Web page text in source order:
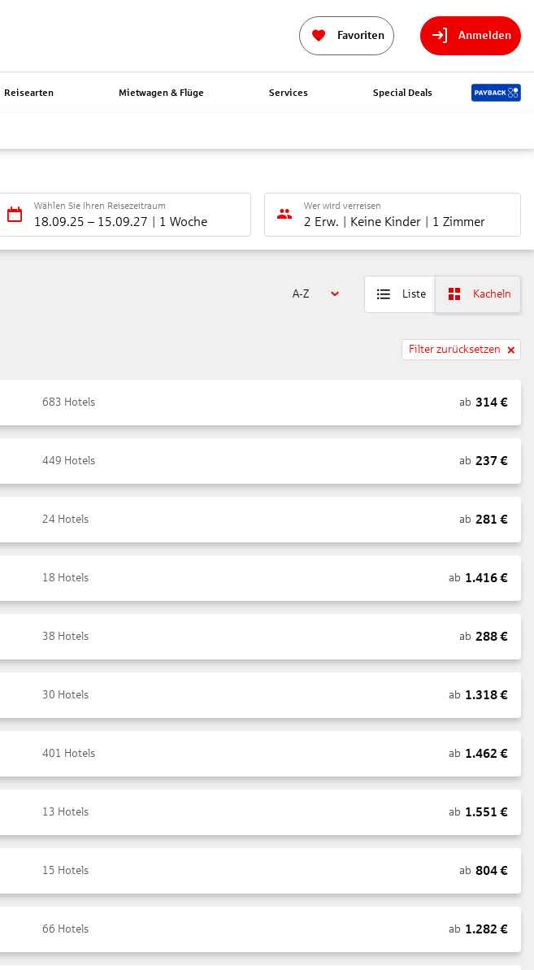
Favoriten Anmelden
Reisearten Mietwagen & Flüge Services Special Deals
Wählen Sie Ihren Reisezeitraum
18.09.25 – 15.09.27 1 Woche
Wer wird verreisen
2 Erw. Keine Kinder 1 Zimmer
A-Z Liste Kacheln
Filter zurücksetzen
683 Hotels ab 314€
449 Hotels ab 237 €
24 Hotels ab 281 €
18 Hotels ab 1.416€
38 Hotels ab 288€
30 Hotels ab 1.318€
401 Hotels ab 1.462 €
13 Hotels ab 1.551 €
15 Hotels ab 804€
66 Hotels ab 1.282 €